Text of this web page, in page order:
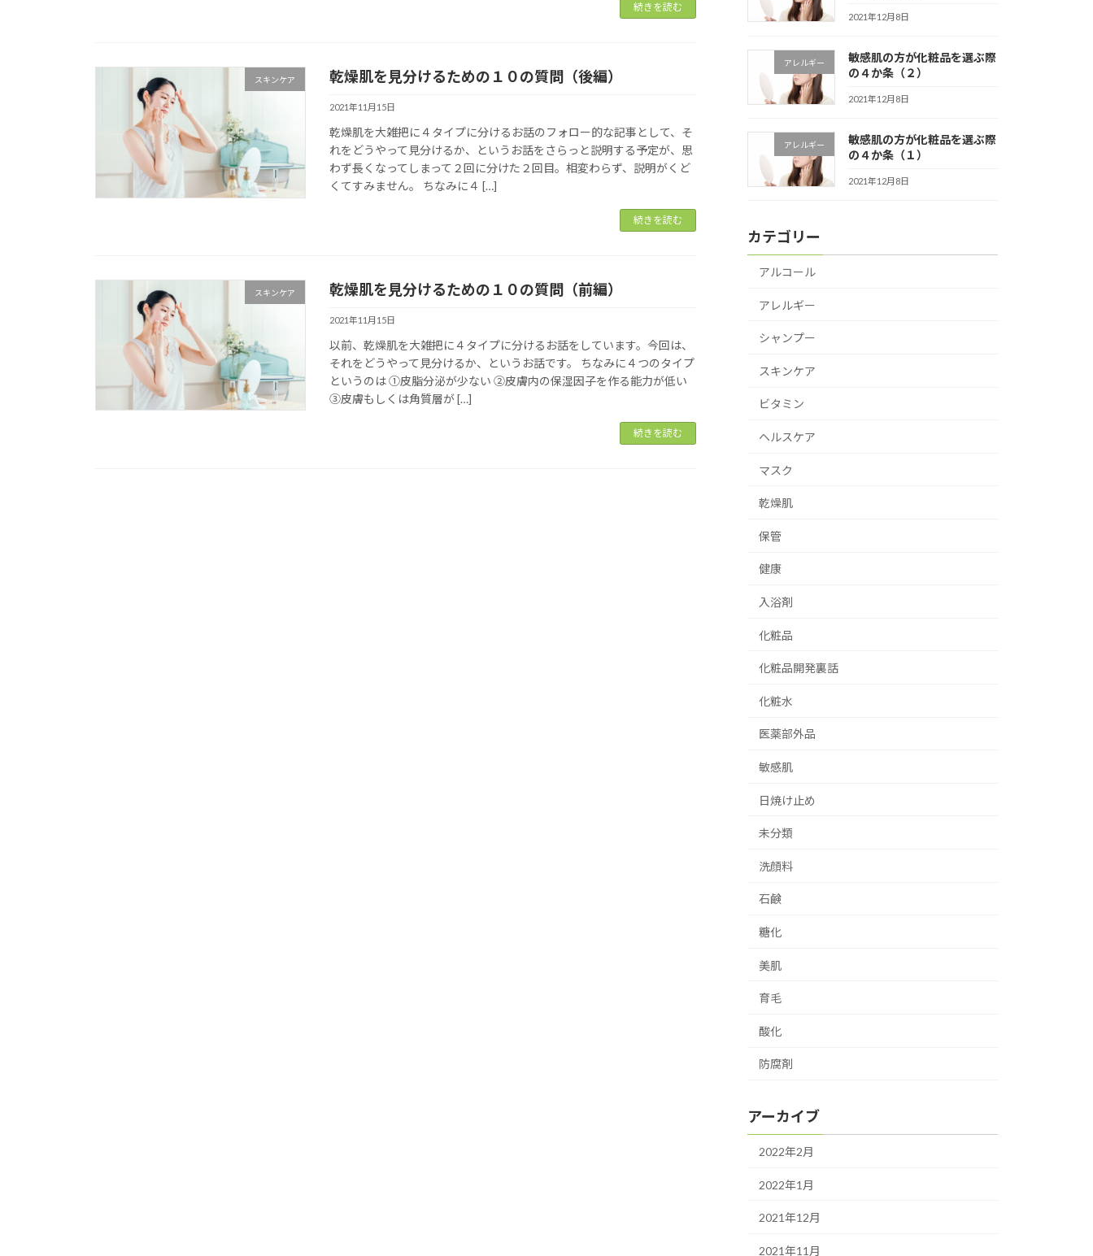
続きを読む
スキンケア 乾燥肌を見分けるための１０の質問（後編）
2021年11月15日
乾燥肌を大雑把に４タイプに分けるお話のフォロー的な記事として、そ
れをどうやって見分けるか、というお話をさらっと説明する予定が、思
わず長くなってしまって２回に分けた２回目。相変わらず、説明がくど
くてすみません。 ちなみに４ […]
続きを読む
スキンケア 乾燥肌を見分けるための１０の質問（前編）
2021年11月15日
以前、乾燥肌を大雑把に４タイプに分けるお話をしています。今回は、
それをどうやって見分けるか、というお話です。 ちなみに４つのタイプ
というのは ①皮脂分泌が少ない ②皮膚内の保湿因子を作る能力が低い
③皮膚もしくは角質層が […]
続きを読む
2021年12月8日
アレルギー
敏感肌の方が化粧品を選ぶ際
の４か条（２）
2021年12月8日
アレルギー
敏感肌の方が化粧品を選ぶ際
の４か条（１）
2021年12月8日
カテゴリー
アルコール
アレルギー
シャンプー
スキンケア
ビタミン
ヘルスケア
マスク
乾燥肌
保管
健康
入浴剤
化粧品
化粧品開発裏話
化粧水
医薬部外品
敏感肌
日焼け止め
未分類
洗顔料
石鹸
糖化
美肌
育毛
酸化
防腐剤
アーカイブ
2022年2月
2022年1月
2021年12月
2021年11月